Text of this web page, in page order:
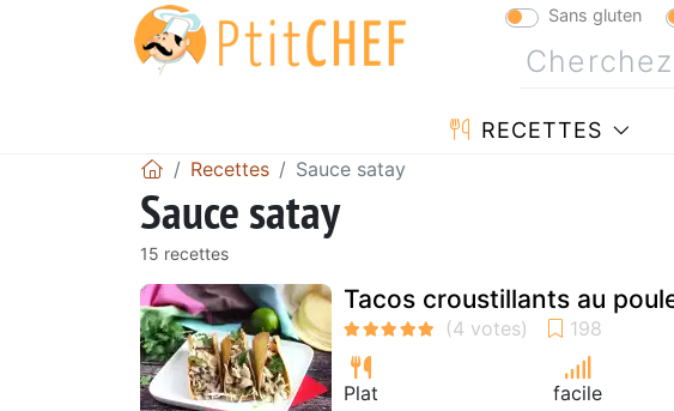
Sans gluten
RECETTES
Recettes Sauce satay
Sauce satay
15 recettes
Tacos croustillants au
Plat facile